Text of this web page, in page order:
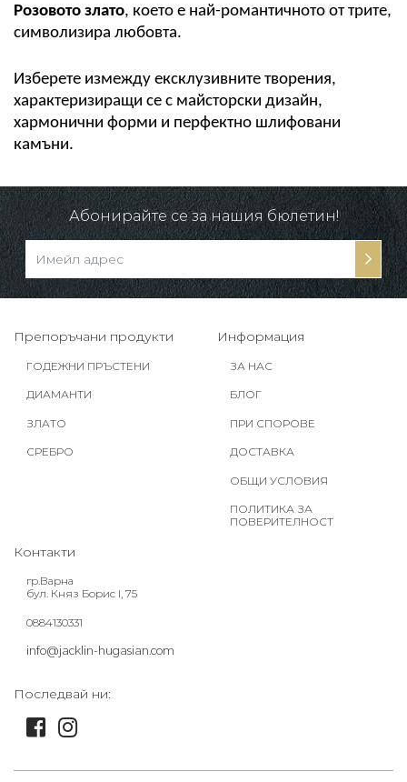
Розовото злато, което е най-романтичното от трите,
символизира любовта.
Изберете измежду ексклузивните творения,
характеризиращи се с майсторски дизайн,
хармонични форми и перфектно шлифовани
камъни.
Абонирайте се за нашия бюлетин!
Препоръчани продукти
ГОДЕЖНИ ПРЪСТЕНИ
ДИАМАНТИ
ЗЛАТО
СРЕБРО
Информация
ЗА НАС
БЛОГ
ПРИ СПОРОВЕ
ДОСТАВКА
ОБЩИ УСЛОВИЯ
ПОЛИТИКА ЗА
ПОВЕРИТЕЛНОСТ
Контакти
гр.Варна
бул. Княз Борис I, 75
0884130331
info@jacklin-hugasian.com
Последвай ни: